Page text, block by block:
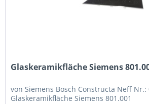
Glaskeramikfläche Siemens
von Siemens Bosch Constructa Neff Nr.:
Glaskeramikfläche Siemens 801.001